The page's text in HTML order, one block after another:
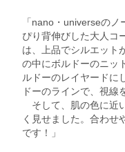
「nano・universeの
ぴり背伸びした大人コ
は、上品でシルエット
の中にボルドーのニッ
ルドーのレイヤードに
ドーのラインで、視
そして、肌の色に近
く見せました。合わせ
です！」